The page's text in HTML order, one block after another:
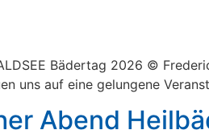
Bädertag 2026 ©
uns auf eine gelungene
Abend